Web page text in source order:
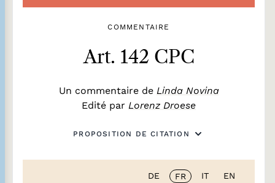
COMMENTAIRE
Art. 142 CPC
Un commentaire de Linda Novina
Edité par Lorenz Droese
PROPOSITION DE CITATION
DE FR IT EN